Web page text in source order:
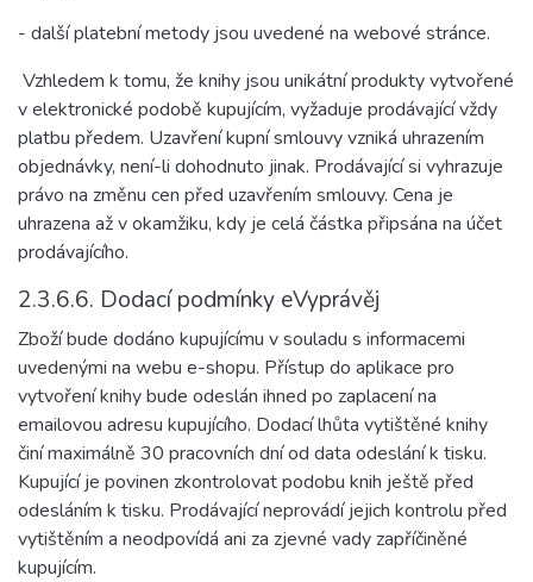
- další platební metody jsou uvedené na webové stránce.
Vzhledem k tomu, že knihy jsou unikátní produkty vytvořené
v elektronické podobě kupujícím, vyžaduje prodávající vždy
platbu předem. Uzavření kupní smlouvy vzniká uhrazením
objednávky, není-li dohodnuto jinak. Prodávající si vyhrazuje
právo na změnu cen před uzavřením smlouvy. Cena je
uhrazena až v okamžiku, kdy je celá částka připsána na účet
prodávajícího.
2.3.6.6. Dodací podmínky eVyprávěj
Zboží bude dodáno kupujícímu v souladu s informacemi
uvedenými na webu e-shopu. Přístup do aplikace pro
vytvoření knihy bude odeslán ihned po zaplacení na
emailovou adresu kupujícího. Dodací lhůta vytištěné knihy
činí maximálně 30 pracovních dní od data odeslání k tisku.
Kupující je povinen zkontrolovat podobu knih ještě před
odesláním k tisku. Prodávající neprovádí jejich kontrolu před
vytištěním a neodpovídá ani za zjevné vady zapříčiněné
kupujícím.